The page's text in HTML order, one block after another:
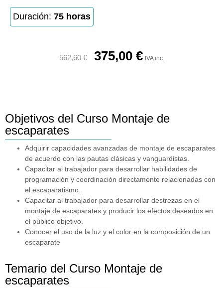
Duración: 75 horas
562,60€ 375,00 € IVA inc.
Objetivos del Curso Montaje de
escaparates
Adquirir capacidades avanzadas de montaje de escaparates
de acuerdo con las pautas clásicas y vanguardistas.
Capacitar al trabajador para desarrollar habilidades de
programación y coordinación directamente relacionadas con
el escaparatismo.
Capacitar al trabajador para desarrollar destrezas en el
montaje de escaparates y producir los efectos deseados en
el público objetivo.
Conocer el uso de la luz y el color en la composición de un
escaparate
Temario del Curso Montaje de
escaparates